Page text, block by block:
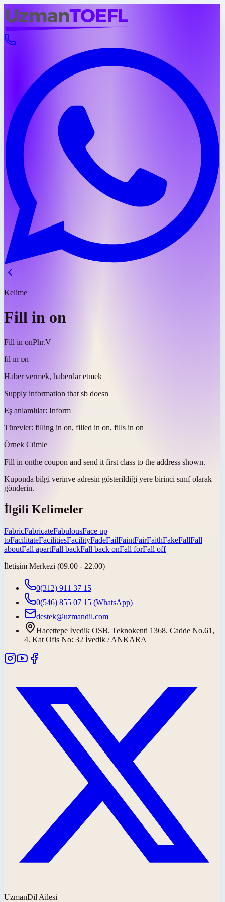
Kelime
Fill in on
Fill in onPhr.V
fɪl ɪn ɒn
Haber vermek, haberdar etmek
Supply information that sb doesn
Eş anlamlılar: Inform
Türevler: filling in on, filled in on, fills in on
Örnek Cümle
Fill in onthe coupon and send it first class to the address shown.
Kuponda bilgi verinve adresin gösterildiği yere birinci sınıf olarak
gönderin.
İlgili Kelimeler
FabricFabricateFabulousFace up
toFacilitateFacilitiesFacilityFadeFailFaintFairFaithFakeFallFall
aboutFall apartFall backFall back onFall forFall off
İletişim Merkezi (09.00 - 22.00)
0(312) 911 37 15
0(546) 855 07 15 (WhatsApp)
destek@uzmandil.com
Hacettepe İvedik OSB. Teknokenti 1368. Cadde No.61,
4. Kat Ofis No: 32 İvedik / ANKARA
UzmanDil Ailesi